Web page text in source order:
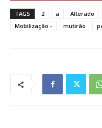
TAGS 2 a Alterado
Mobilização -
mutirão